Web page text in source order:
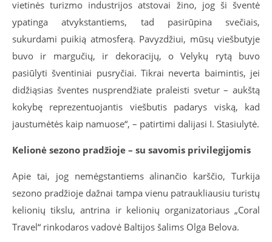
vietinės turizmo industrijos atstovai žino, jog ši šventė
ypatinga atvykstantiems, tad pasirūpina svečiais,
sukurdami puikią atmosferą. Pavyzdžiui, mūsų viešbutyje
buvo ir margučių, ir dekoracijų, o Velykų rytą buvo
pasiūlyti šventiniai pusryčiai. Tikrai neverta baimintis, jei
didžiąsias šventes nusprendžiate praleisti svetur – aukštą
kokybę reprezentuojantis viešbutis padarys viską, kad
jaustumėtės kaip namuose“, – patirtimi dalijasi I. Stasiulytė.
Kelionė sezono pradžioje – su savomis privilegijomis
Apie tai, jog nemėgstantiems alinančio karščio, Turkija
sezono pradžioje dažnai tampa vienu patraukliausiu turistų
kelionių tikslu, antrina ir kelionių organizatoriaus „Coral
Travel“ rinkodaros vadovė Baltijos šalims Olga Belova.